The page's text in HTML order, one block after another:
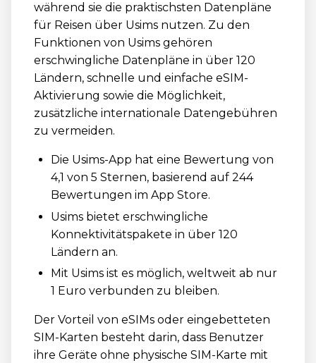
während sie die praktischsten Datenpläne
für Reisen über Usims nutzen. Zu den
Funktionen von Usims gehören
erschwingliche Datenpläne in über 120
Ländern, schnelle und einfache eSIM-
Aktivierung sowie die Möglichkeit,
zusätzliche internationale Datengebühren
zu vermeiden.
Die Usims-App hat eine Bewertung von
4,1 von 5 Sternen, basierend auf 244
Bewertungen im App Store.
Usims bietet erschwingliche
Konnektivitätspakete in über 120
Ländern an.
Mit Usims ist es möglich, weltweit ab nur
1 Euro verbunden zu bleiben.
Der Vorteil von eSIMs oder eingebetteten
SIM-Karten besteht darin, dass Benutzer
ihre Geräte ohne physische SIM-Karte mit